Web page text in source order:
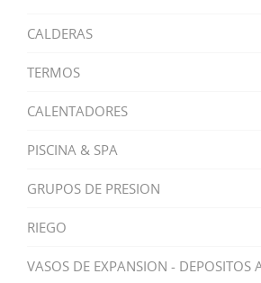
CALDERAS
TERMOS
CALENTADORES
PISCINA & SPA
GRUPOS DE PRESION
RIEGO
VASOS DE EXPANSION - DEPOSITOS